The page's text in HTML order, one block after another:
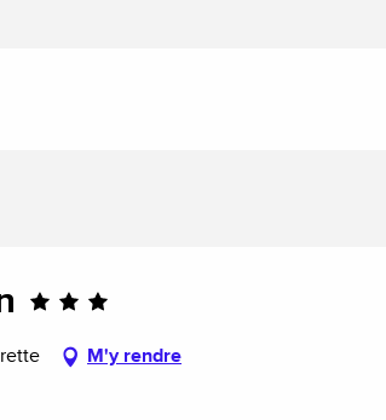
M'y rendre